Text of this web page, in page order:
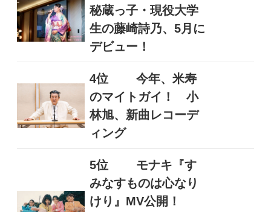
秘蔵っ子・現役大学
生の藤崎詩乃、5月に
デビュー！
4位
今年、米寿
のマイトガイ！ 小
林旭、新曲レコーデ
ィング
5位
モナキ『す
みなすものは心なり
けり』MV公開！